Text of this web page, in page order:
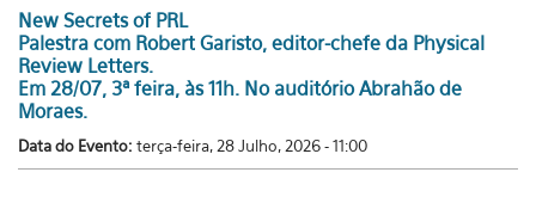
New Secrets of PRL
Palestra com Robert Garisto, editor-chefe da Physical
Review Letters.
Em 28/07, 3ª feira, às 11h. No auditório Abrahão de
Moraes.
Data do Evento: terça-feira, 28 Julho, 2026 - 11:00